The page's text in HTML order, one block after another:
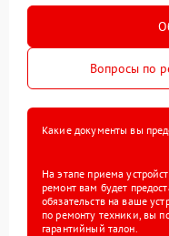
Вопросы по
Какие документы вы
На этапе приема
ремонт вам будет
обязательств на ваше
по ремонту техники, вы
гарантийный талон.